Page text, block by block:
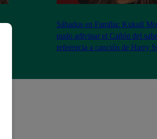
Sábados en Familia: Kukuli
pudo adivinar el Cañón del
referencia a canción de Harry